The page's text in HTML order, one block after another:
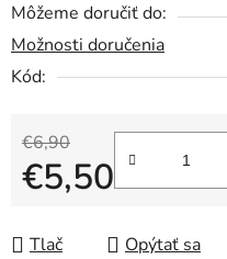
Môžeme doručiť do:
Možnosti doručenia
Kód:
€6,90
€5,50
Tlač Opýtať sa